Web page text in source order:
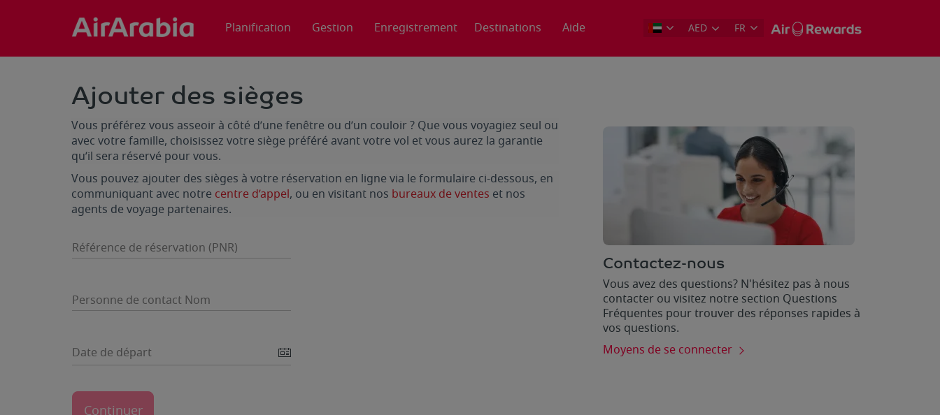
AED FR
Planification Gestion Enregistrement Destinations Aide
Ajouter des sièges
Vous préférez vous asseoir à côté d’une fenêtre ou d’un couloir ? Que vous voyagiez seul ou
avec votre famille, choisissez votre siège préféré avant votre vol et vous aurez la garantie
qu’il sera réservé pour vous.
Vous pouvez ajouter des sièges à votre réservation en ligne via le formulaire ci-dessous, en
communiquant avec notre centre d’appel, ou en visitant nos bureaux de ventes et nos
agents de voyage partenaires.
Référence de réservation (PNR)
Personne de contact Nom
Date de départ
Contactez-nous
Vous avez des questions? N'hésitez pas à nous
contacter ou visitez notre section Questions
Fréquentes pour trouver des réponses rapides à
vos questions.
Moyens de se connecter